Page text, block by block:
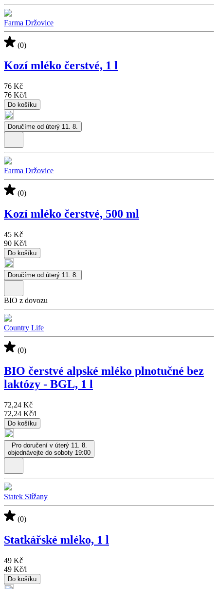
Farma Držovice
(0)
Kozí mléko čerstvé, 1 l
76 Kč
76 Kč/l
Do košíku
Doručíme od úterý 11. 8.
Farma Držovice
(0)
Kozí mléko čerstvé, 500 ml
45 Kč
90 Kč/l
Do košíku
Doručíme od úterý 11. 8.
BIO z dovozu
Country Life
(0)
BIO čerstvé alpské mléko plnotučné bez
laktózy - BGL, 1 l
72,24 Kč
72,24 Kč/l
Do košíku
Pro doručení v úterý 11. 8.
objednávejte do soboty 19:00
Statek Slížany
(0)
Statkářské mléko, 1 l
49 Kč
49 Kč/l
Do košíku